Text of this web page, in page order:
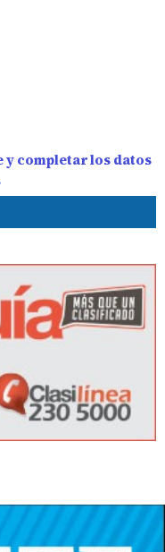
completar los datos